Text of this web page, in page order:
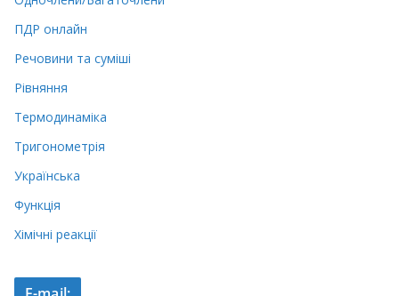
ПДР онлайн
Речовини та суміші
Рівняння
Термодинаміка
Тригонометрія
Українська
Функція
Хімічні реакції